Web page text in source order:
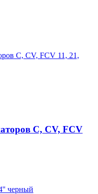
C, CV, FCV